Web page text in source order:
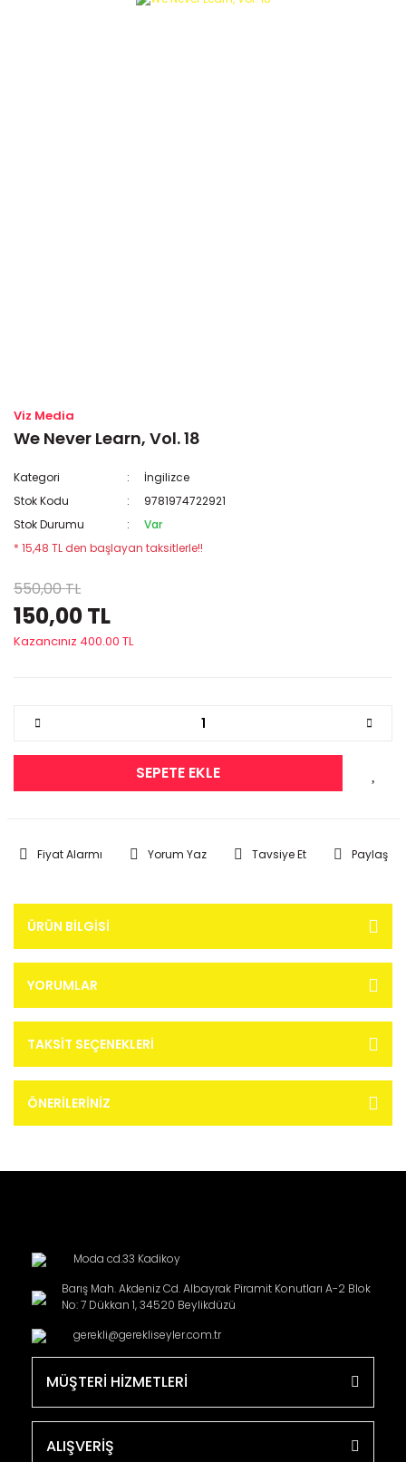
Viz Media
We Never Learn, Vol. 18
Kategori
İngilizce
Stok Kodu
9781974722921
Stok Durumu
Var
* 15,48 TL den başlayan taksitlerle!!
550,00 TL
150,00 TL
Kazancınız 400.00 TL
SEPETE EKLE
Fiyat Alarmı Yorum Yaz Tavsiye Et Paylaş
ÜRÜN BILGISI
YORUMLAR
TAKSIT SEÇENEKLERI
ÖNERILERINIZ
Moda cd.33 Kadikoy
Barış Mah. Akdeniz Cd. Albayrak Piramit Konutları A-2 Blok
No: 7 Dükkan 1, 34520 Beylikdüzü
gerekli@gerekliseyler.com.tr
MÜŞTERİ HİZMETLERİ
ALIŞVERİŞ